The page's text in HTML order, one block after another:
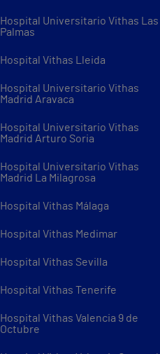
Hospital Universitario Vithas Las
Palmas
Hospital Vithas Lleida
Hospital Universitario Vithas
Madrid Aravaca
Hospital Universitario Vithas
Madrid Arturo Soria
Hospital Universitario Vithas
Madrid La Milagrosa
Hospital Vithas Málaga
Hospital Vithas Medimar
Hospital Vithas Sevilla
Hospital Vithas Tenerife
Hospital Vithas Valencia 9 de
Octubre